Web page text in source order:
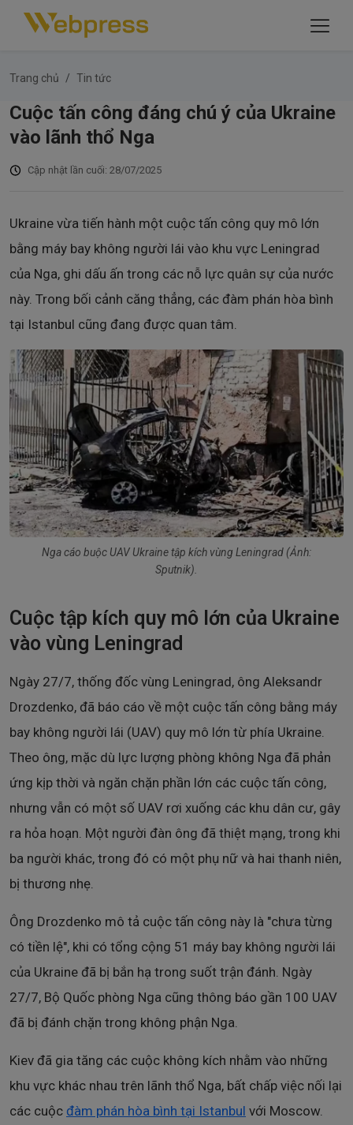
Trang chủ Tin tức
Cuộc tấn công đáng chú ý của Ukraine
vào lãnh thổ Nga
Cập nhật lần cuối: 28/07/2025
Ukraine vừa tiến hành một cuộc tấn công quy mô lớn
bằng máy bay không người lái vào khu vực Leningrad
của Nga, ghi dấu ấn trong các nỗ lực quân sự của nước
này. Trong bối cảnh căng thẳng, các đàm phán hòa bình
tại Istanbul cũng đang được quan tâm.
Nga cáo buộc UAV Ukraine tập kích vùng Leningrad (Ảnh:
Sputnik).
Cuộc tập kích quy mô lớn của Ukraine
vào vùng Leningrad
Ngày 27/7, thống đốc vùng Leningrad, ông Aleksandr
Drozdenko, đã báo cáo về một cuộc tấn công bằng máy
bay không người lái (UAV) quy mô lớn từ phía Ukraine.
Theo ông, mặc dù lực lượng phòng không Nga đã phản
ứng kịp thời và ngăn chặn phần lớn các cuộc tấn công,
nhưng vẫn có một số UAV rơi xuống các khu dân cư, gây
ra hỏa hoạn. Một người đàn ông đã thiệt mạng, trong khi
ba người khác, trong đó có một phụ nữ và hai thanh niên,
bị thương nhẹ.
Ông Drozdenko mô tả cuộc tấn công này là "chưa từng
có tiền lệ", khi có tổng cộng 51 máy bay không người lái
của Ukraine đã bị bắn hạ trong suốt trận đánh. Ngày
27/7, Bộ Quốc phòng Nga cũng thông báo gần 100 UAV
đã bị đánh chặn trong không phận Nga.
Kiev đã gia tăng các cuộc không kích nhằm vào những
khu vực khác nhau trên lãnh thổ Nga, bất chấp việc nối lại
các cuộc đàm phán hòa bình tại Istanbul với Moscow.